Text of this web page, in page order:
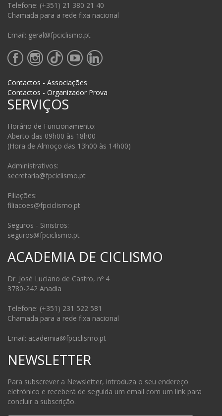
Telefone: (+351) 21 380 21 40
Chamada para a rede fixa nacional
Email: geral@fpciclismo.pt
Contactos - Associações
Contactos - Organizador Prova
SERVIÇOS
Horário de Funcionamento:
Aberto das 09h00 às 18h00
(Hora de Almoço das 13h00 às 14h00)
Administrativos:
secretaria@fpciclismo.pt
Filiações:
filiacoes@fpciclismo.pt
Seguros - Sinistros:
seguros@fpciclismo.pt
ACADEMIA DE CICLISMO
Dr. José Luciano de Castro, nº 4
3780-242 Anadia
Telefone: (+351) 231 522 581
Chamada para a rede fixa nacional
Email: academia@fpciclismo.pt
NEWSLETTER
Para subscrever a Newsletter, introduza o seu endereço
eletrónico e receberá de seguida um email com um link para
concluir a subscrição.